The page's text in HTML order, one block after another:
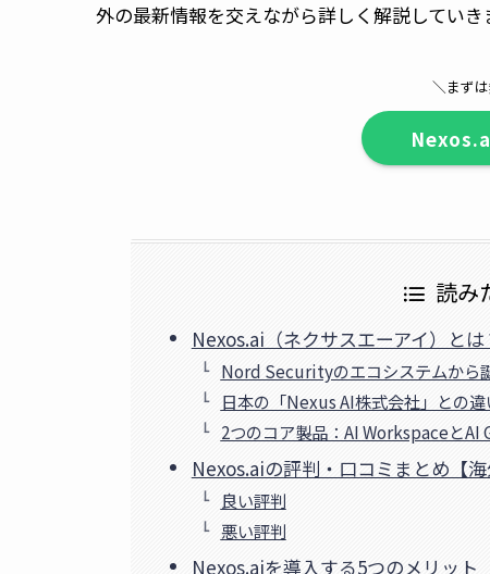
外の最新情報を交えながら詳しく解説していき
＼まず
読み
Nexos.ai（ネクサスエーアイ）とは
Nord Securityのエコシステムから
日本の「Nexus AI株式会社」との違
2つのコア製品：AI WorkspaceとAI
Nexos.aiの評判・口コミまとめ【海
良い評判
悪い評判
Nexos.aiを導入する5つのメリット